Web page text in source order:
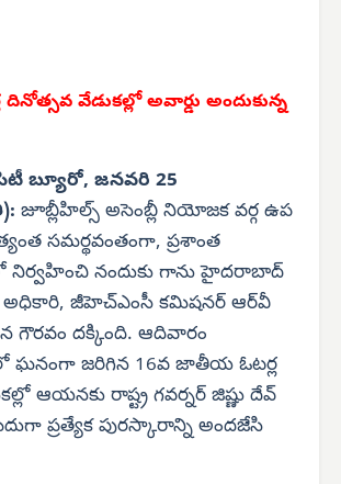
వేడుకల్లో అవార్డు అందుకున్న
బ్యూరో, జనవరి 25
జూబ్లీహిల్స్ అసెంబ్లీ నియోజక వర్గ ఉప
సమర్థవంతంగా, ప్రశాంత
నందుకు గాను హైదరాబాద్
అధికారి, జీహెచ్‌ఎంసీ కమిషనర్ ఆర్‌వీ
గౌరవం దక్కింది. ఆదివారం
ఘనంగా జరిగిన 16వ జాతీయ ఓటర్ల
ఆయనకు రాష్ట్ర గవర్నర్ జిష్ణు దేవ్
ప్రత్యేక పురస్కారాన్ని అందజేసి